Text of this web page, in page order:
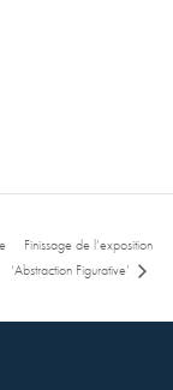
Finissage de l’exposition
‘Abstraction Figurative’